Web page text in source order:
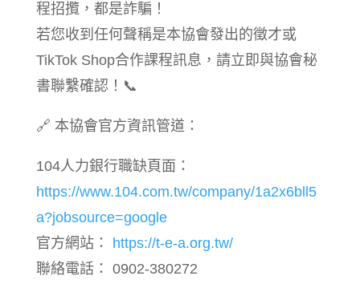
程招攬，都是詐騙！
若您收到任何聲稱是本協會發出的徵才或
TikTok Shop合作課程訊息，請立即與協會秘
書聯繫確認！📞
🔗 本協會官方資訊管道：
104人力銀行職缺頁面：
https://www.104.com.tw/company/1a2x6bll5
a?jobsource=google
官方網站：
https://t-e-a.org.tw/
聯絡電話： 0902-380272